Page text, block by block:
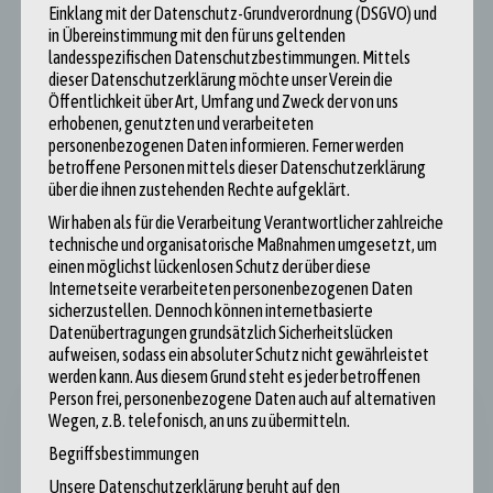
Lebensmittelsicherheit betreffend einzelne Inhaltsstoffe,
Verarbeitungsweisen bis hin zu Gütesiegeln für Produkte, die sich Öko
nennen wollen und teilweise sogar – wenn auch auf sehr niedrigem
Niveau – Arbeitnehmerrechte werden vielfach außerhalb der EU
umgesetzt, weil die betroffenen Unternehmen sonst nicht in die EU
exportieren könnten.
Weiterlesen
Hinweis zur Urheberschaft der Artikel
Einklang mit der Datenschutz-Grundverordnung (DSGVO) und
in Übereinstimmung mit den für uns geltenden
landesspezifischen Datenschutzbestimmungen. Mittels
dieser Datenschutzerklärung möchte unser Verein die
Öffentlichkeit über Art, Umfang und Zweck der von uns
erhobenen, genutzten und verarbeiteten
personenbezogenen Daten informieren. Ferner werden
betroffene Personen mittels dieser Datenschutzerklärung
über die ihnen zustehenden Rechte aufgeklärt.
Wir haben als für die Verarbeitung Verantwortlicher zahlreiche
technische und organisatorische Maßnahmen umgesetzt, um
einen möglichst lückenlosen Schutz der über diese
Internetseite verarbeiteten personenbezogenen Daten
sicherzustellen. Dennoch können internetbasierte
Datenübertragungen grundsätzlich Sicherheitslücken
aufweisen, sodass ein absoluter Schutz nicht gewährleistet
werden kann. Aus diesem Grund steht es jeder betroffenen
Person frei, personenbezogene Daten auch auf alternativen
Wegen, z.B. telefonisch, an uns zu übermitteln.
Begriffsbestimmungen
Unsere Datenschutzerklärung beruht auf den